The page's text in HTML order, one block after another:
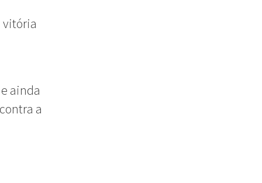
vitória
ainda
a